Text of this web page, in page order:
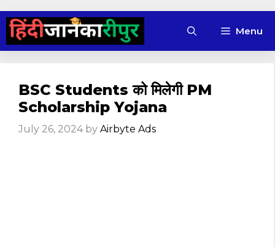
Skip
content
Menu
BSC Students को मिलेगी PM
Scholarship Yojana
July 26, 2024 by Airbyte Ads